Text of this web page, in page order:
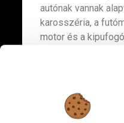
autónak vannak
karosszéria, a
motor és a